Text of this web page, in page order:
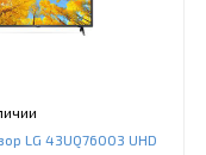
LG 43UQ76003 UHD